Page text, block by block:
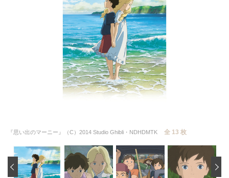
『思い出のマーニー』（C）2014 Studio Ghibli・NDHDMTK 全 13 枚
‹